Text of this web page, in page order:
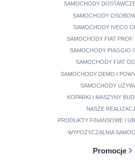
SAMOCHODY
SAMOCHODY
SAMOCHODY IVECO
SAMOCHODY FIAT
SAMOCHODY PIAGGIO
SAMOCHODY FIAT OD
SAMOCHODY DEMO I
SAMOCHODY
KOPARKI I MASZYNY
NASZE
PRODUKTY FINANSOWE I
WYPOŻYCZALNIA
Promocje